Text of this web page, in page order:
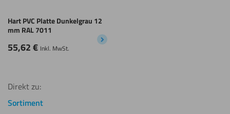
Hart PVC Platte Dunkelgrau 12
mm RAL 7011
55,62€ Inkl. MwSt.
Direkt zu:
Sortiment